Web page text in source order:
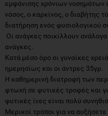
εμφάνισης χρόνιων νοσημάτων
νόσος, ο καρκίνος, ο διαβήτης
διατήρηση ενός φυσιολογικού
Οι ανάγκες ποικίλλουν
ανάγκες.
Κατά μέσο όρο οι γυναίκες
ημερησίως και οι άντρες 35γρ.
Η καθημερινή διατροφή των
φτωχή σε φυτικές τροφές και
φυτικές ίνες είναι πολύ
Μερικοί τρόποι για να